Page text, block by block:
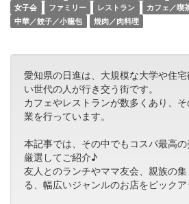
女子会
ファミリー レストラン カフェ／喫
中華／餃子／小籠包
焼肉／肉料理
愛知県の日進は、大規模な大学や住
い世代の人が行き交う街です。
カフェやレストランが数多くあり、
業を行っています。
本記事では、その中でもコスパ最高
厳選してご紹介♪
友人とのランチやママ友会、親族の
る、幅広いジャンルのお店をピックア